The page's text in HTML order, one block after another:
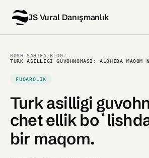
JS Vural Danışmanlık
BOSH SAHIFA /BLOG /
TURK ASILLIGI GUVOHNOMASI: ALOHIDA MAQOM
FUQAROLIK
Turk asilligi
chet ellik
bir maqom.